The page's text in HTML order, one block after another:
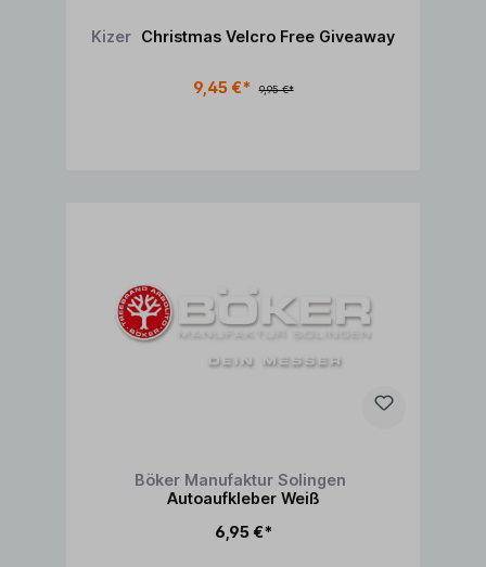
Kizer Christmas Velcro Free Giveaway
9,45 €* 9,95 €*
Böker Manufaktur Solingen
Autoaufkleber Weiß
6,95 €*